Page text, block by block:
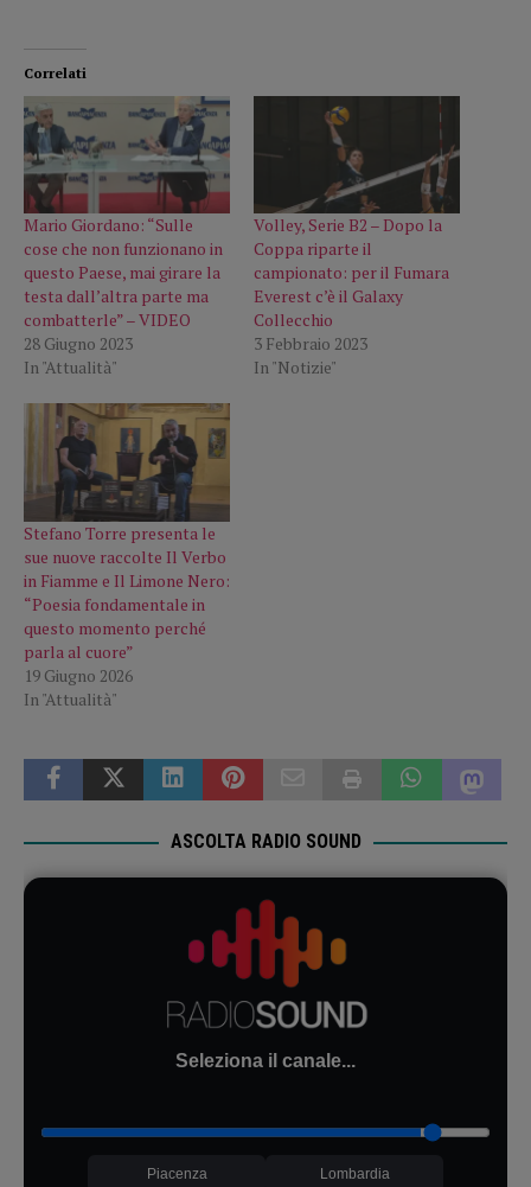
Correlati
Mario Giordano: “Sulle
cose che non funzionano in
questo Paese, mai girare la
testa dall’altra parte ma
combatterle” – VIDEO
28 Giugno 2023
In "Attualità"
Volley, Serie B2 – Dopo la
Coppa riparte il
campionato: per il Fumara
Everest c’è il Galaxy
Collecchio
3 Febbraio 2023
In "Notizie"
Stefano Torre presenta le
sue nuove raccolte Il Verbo
in Fiamme e Il Limone Nero:
“Poesia fondamentale in
questo momento perché
parla al cuore”
19 Giugno 2026
In "Attualità"
ASCOLTA RADIO SOUND
Seleziona il canale...
Piacenza Lombardia